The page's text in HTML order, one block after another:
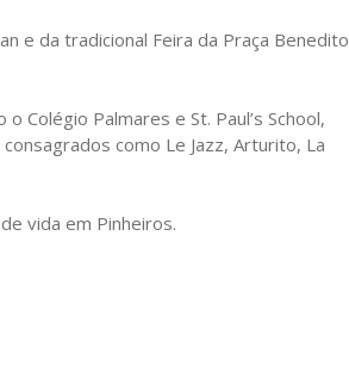
e da tradicional Feira da Praça Benedito
Colégio Palmares e St. Paul’s School,
como Le Jazz, Arturito, La
vida em Pinheiros.